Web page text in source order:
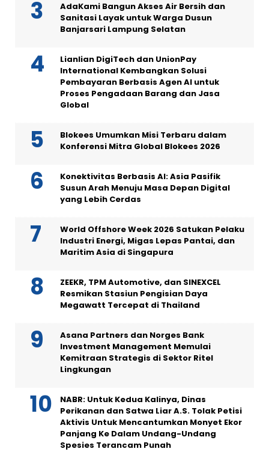
AdaKami Bangun Akses Air Bersih dan
Sanitasi Layak untuk Warga Dusun
Banjarsari Lampung Selatan
Lianlian DigiTech dan UnionPay
International Kembangkan Solusi
Pembayaran Berbasis Agen AI untuk
Proses Pengadaan Barang dan Jasa
Global
Blokees Umumkan Misi Terbaru dalam
Konferensi Mitra Global Blokees 2026
Konektivitas Berbasis AI: Asia Pasifik
Susun Arah Menuju Masa Depan Digital
yang Lebih Cerdas
World Offshore Week 2026 Satukan Pelaku
Industri Energi, Migas Lepas Pantai, dan
Maritim Asia di Singapura
ZEEKR, TPM Automotive, dan SINEXCEL
Resmikan Stasiun Pengisian Daya
Megawatt Tercepat di Thailand
Asana Partners dan Norges Bank
Investment Management Memulai
Kemitraan Strategis di Sektor Ritel
Lingkungan
NABR: Untuk Kedua Kalinya, Dinas
Perikanan dan Satwa Liar A.S. Tolak Petisi
Aktivis Untuk Mencantumkan Monyet Ekor
Panjang Ke Dalam Undang-Undang
Spesies Terancam Punah